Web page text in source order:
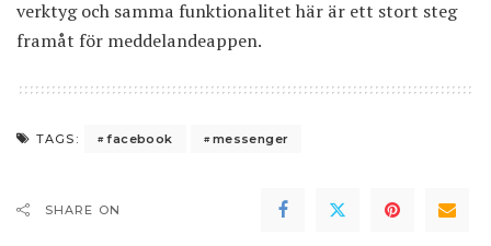
verktyg och samma funktionalitet här är ett stort steg
framåt för meddelandeappen.
TAGS: facebook messenger
SHARE ON